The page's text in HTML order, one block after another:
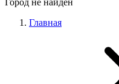
Город не найден
Главная